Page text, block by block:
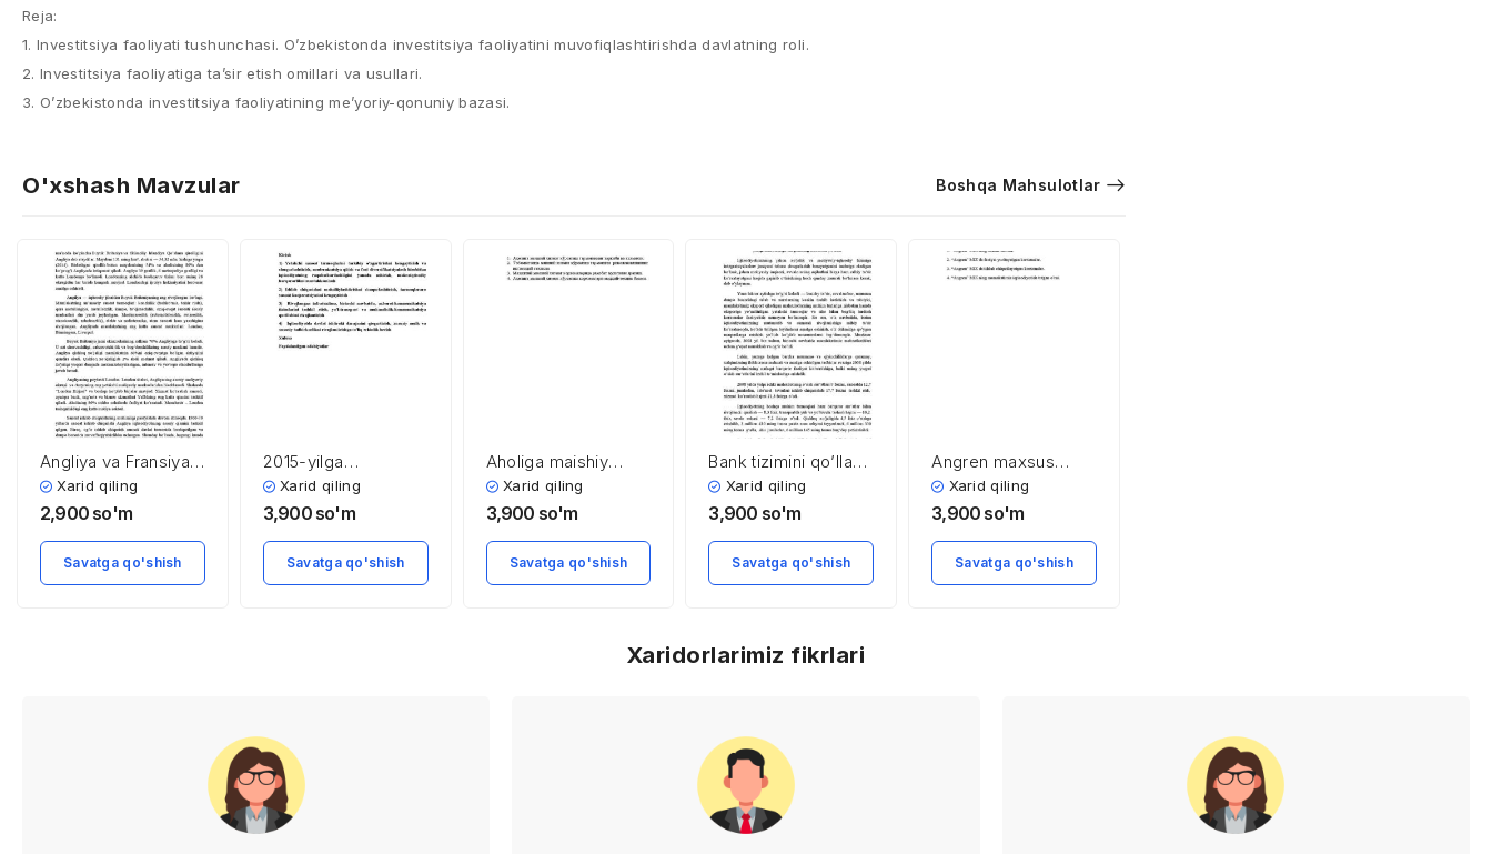
Reja:
1. Investitsiya faoliyati tushunchasi. O’zbekistonda investitsiya faoliyatini muvofiqlashtirishda davlatning roli.
2. Investitsiya faoliyatiga ta’sir etish omillari va usullari.
3. O’zbekistonda investitsiya faoliyatining me’yoriy-qonuniy bazasi.
O'xshash Mavzular Boshqa Mahsulotlar
Angliya va Fransiya
iqtisodiyoti
Xarid qiling
2,900 so'm
Savatga qo'shish
2015-yilga
mo’ljallangan
iqtisodiy dasturning
yo’nalishlarini
amalga oshirish
Xarid qiling
3,900 so'm
Savatga qo'shish
Aholiga maishiy
xizmat ko’rsatish
sohasining
menejmenti
Xarid qiling
3,900 so'm
Savatga qo'shish
Bank tizimini qo’llab-
quvvatlash, ishlab
chiqarishni
qilish, texnik
yangilash va
texnologiyalarni
etish va jahon
bozorida yangi
marralarga chiqish
Xarid qiling
3,900 so'm
Savatga qo'shish
Angren maxsus
industrial zonasi
Xarid qiling
3,900 so'm
Savatga qo'shish
Xaridorlarimiz fikrlari